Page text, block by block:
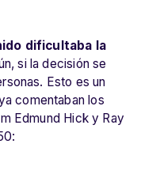
dificultaba la
si la decisión se
Esto es un
comentaban los
Edmund Hick y Ray